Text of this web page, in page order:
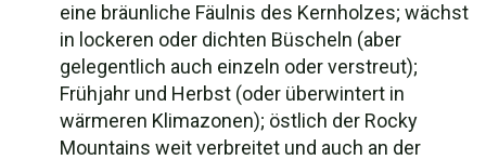
eine bräunliche Fäulnis des Kernholzes; wächst
in lockeren oder dichten Büscheln (aber
gelegentlich auch einzeln oder verstreut);
Frühjahr und Herbst (oder überwintert in
wärmeren Klimazonen); östlich der Rocky
Mountains weit verbreitet und auch an der